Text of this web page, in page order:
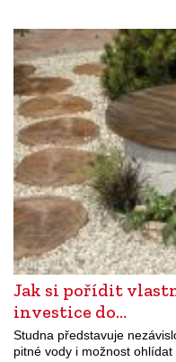
Jak si pořídit
investice do…
Studna představuje
pitné vody i možnost ohlídat